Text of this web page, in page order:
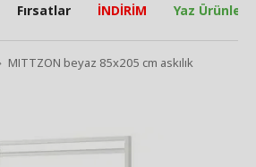
Fırsatlar İNDİRİM Yaz Ürünleri
MITTZON beyaz 85x205 cm askılık